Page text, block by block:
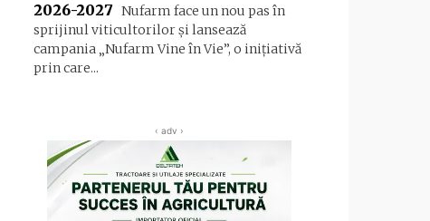
2026-2027 Nufarm face un nou pas în
sprijinul viticultorilor și lansează
campania „Nufarm Vine în Vie”, o inițiativă
prin care...
‹ adv ›